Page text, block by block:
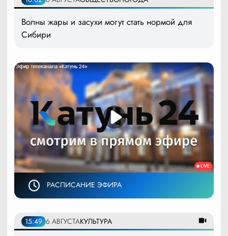
Волны жары и засухи могут стать нормой для
Сибири
РАСПИСАНИЕ ЭФИРА
15:49 6 АВГУСТАКУЛЬТУРА